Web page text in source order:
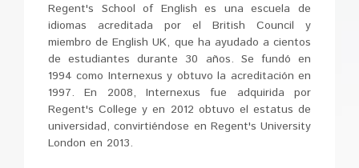
Regent's School of English es una escuela de
idiomas acreditada por el British Council y
miembro de English UK, que ha ayudado a cientos
de estudiantes durante 30 años. Se fundó en
1994 como Internexus y obtuvo la acreditación en
1997. En 2008, Internexus fue adquirida por
Regent's College y en 2012 obtuvo el estatus de
universidad, convirtiéndose en Regent's University
London en 2013.